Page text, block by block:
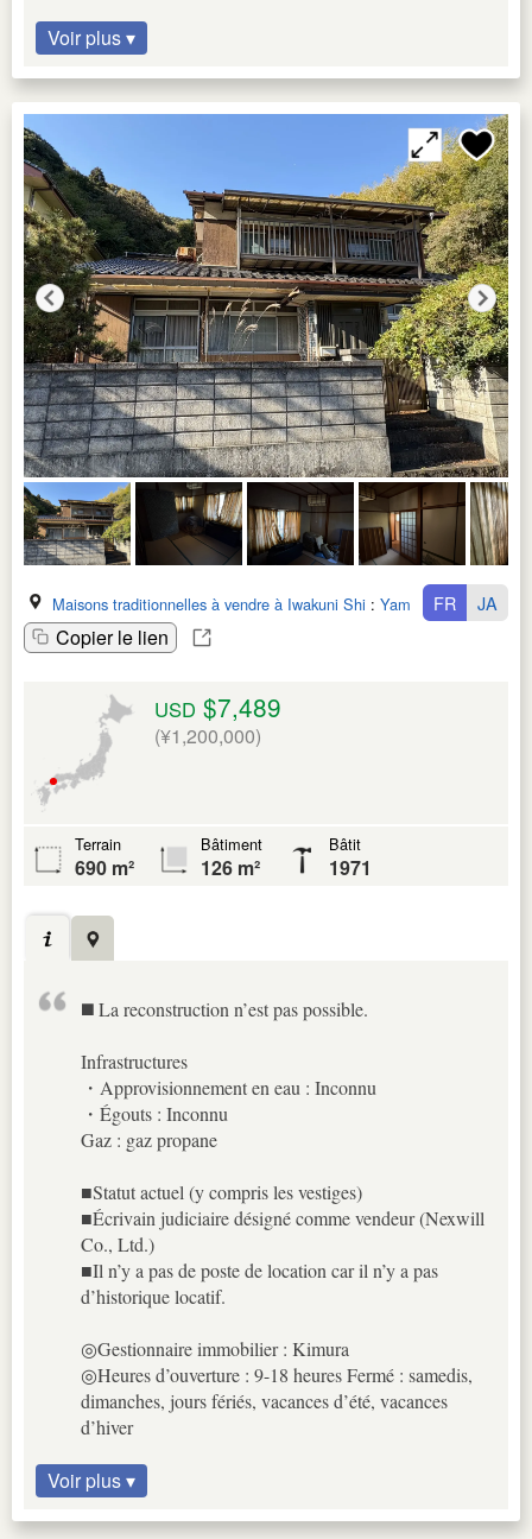
Voir plus ▾
Maisons traditionnelles à vendre à Iwakuni Shi : Yamaguchi Ken
Copier le lien
FR JA
USD $7,489
(¥1,200,000)
Terrain
690 m²
Bâtiment
126 m²
Bâtit
1971
◼️ La reconstruction n’est pas possible.
Infrastructures
・Approvisionnement en eau : Inconnu
・Égouts : Inconnu
Gaz : gaz propane
■Statut actuel (y compris les vestiges)
■Écrivain judiciaire désigné comme vendeur (Nexwill
Co., Ltd.)
■Il n’y a pas de poste de location car il n’y a pas
d’historique locatif.
◎Gestionnaire immobilier : Kimura
◎Heures d’ouverture : 9-18 heures Fermé : samedis,
dimanches, jours fériés, vacances d’été, vacances
d’hiver
Voir plus ▾